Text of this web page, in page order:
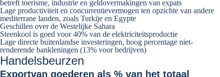
betreft toerisme, industrie en geldovermakingen van expats
Lage productiviteit en concurrentievermogen ten opzichte van andere
mediterrane landen, zoals Turkije en Egypte
Geschillen over de Westelijke Sahara
Steenkool is goed voor 40% van de elektriciteitsproductie
Lage directe buitenlandse investeringen, hoog percentage niet-
renderende bankleningen (13% voor bedrijven)
Handelsbeurzen
Exportvan goederen als % van het totaal